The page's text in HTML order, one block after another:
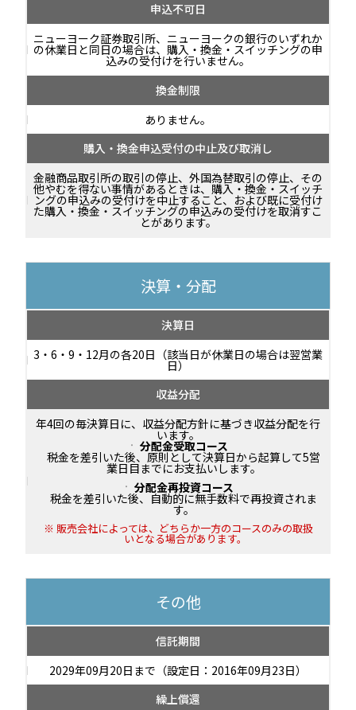
申込不可日
ニューヨーク証券取引所、ニューヨークの銀行のいずれか
の休業日と同日の場合は、購入・換金・スイッチングの申
込みの受付けを行いません。
換金制限
ありません。
購入・換金申込受付の中止及び取消し
金融商品取引所の取引の停止、外国為替取引の停止、その
他やむを得ない事情があるときは、購入・換金・スイッチ
ングの申込みの受付けを中止すること、および既に受付け
た購入・換金・スイッチングの申込みの受付けを取消すこ
とがあります。
決算・分配
決算日
3・6・9・12月の各20日（該当日が休業日の場合は翌営業
日）
収益分配
年4回の毎決算日に、収益分配方針に基づき収益分配を行
います。
分配金受取コース
税金を差引いた後、原則として決算日から起算して5営
業日目までにお支払いします。
分配金再投資コース
税金を差引いた後、自動的に無手数料で再投資されま
す。
販売会社によっては、どちらか一方のコースのみの取扱
いとなる場合があります。
その他
信託期間
2029年09月20日まで（設定日：2016年09月23日）
繰上償還